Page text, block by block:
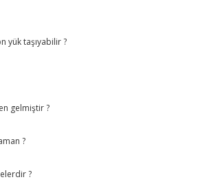
yük taşıyabilir ?
gelmiştir ?
?
?